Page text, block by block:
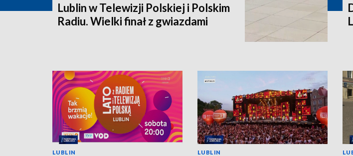
Lublin w Telewizji Polskiej i Polskim
Radiu. Wielki finał z gwiazdami
LUBLIN LUBLIN